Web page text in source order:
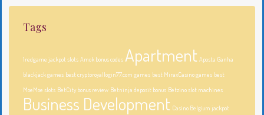
Tags
1redgame jackpot slots Amok bonus codes Apartment Aposta Ganha
blackjack games best cryptoroyallogin77.com games best MiraxCasino games best
MoeMoe slots BetCity bonus review Betninja deposit bonus Betzino slot machines
Business Development Casino Belgium jackpot